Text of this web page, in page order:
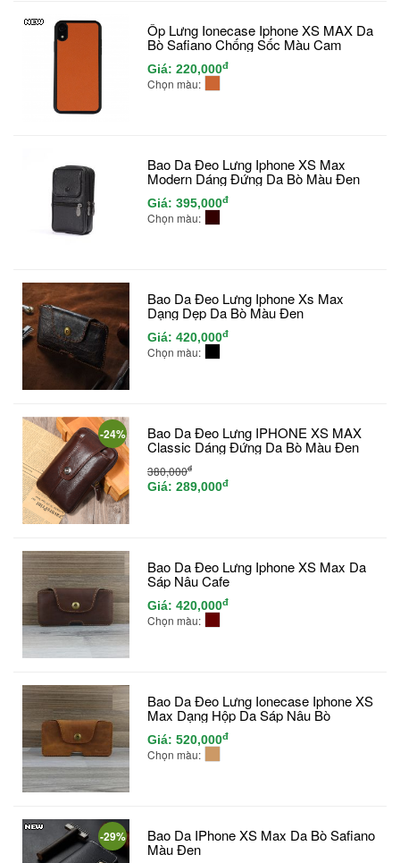
Ốp Lưng Ionecase Iphone XS MAX Da
Bò Safiano Chống Sốc Màu Cam
Giá: 220,000đ
Chọn màu:
Bao Da Đeo Lưng Iphone XS Max
Modern Dáng Đứng Da Bò Màu Đen
Giá: 395,000đ
Chọn màu:
Bao Da Đeo Lưng Iphone Xs Max
Dạng Dẹp Da Bò Màu Đen
Giá: 420,000đ
Chọn màu:
-24% Bao Da Đeo Lưng IPHONE XS MAX
Classic Dáng Đứng Da Bò Màu Đen
380,000đ
Giá: 289,000đ
Bao Da Đeo Lưng Iphone XS Max Da
Sáp Nâu Cafe
Giá: 420,000đ
Chọn màu:
Bao Da Đeo Lưng Ionecase Iphone XS
Max Dạng Hộp Da Sáp Nâu Bò
Giá: 520,000đ
Chọn màu:
-29% Bao Da IPhone XS Max Da Bò Safiano
Màu Đen